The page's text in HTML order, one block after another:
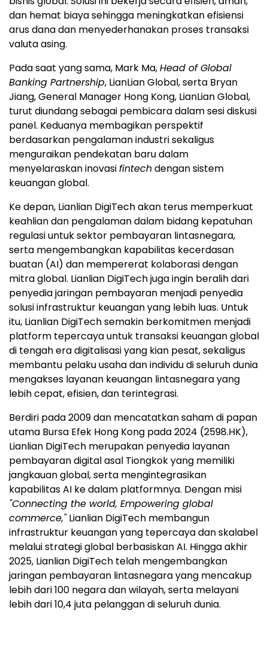
dan hemat biaya sehingga meningkatkan efisiensi
arus dana dan menyederhanakan proses transaksi
valuta asing.
Pada saat yang sama, Mark Ma,Head of Global
Banking Partnership, LianLian Global, serta Bryan
Jiang, General Manager Hong Kong, LianLian Global,
turut diundang sebagai pembicara dalam sesi diskusi
panel. Keduanya membagikan perspektif
berdasarkan pengalaman industri sekaligus
menguraikan pendekatan baru dalam
menyelaraskan inovasifintechdengan sistem
keuangan global.
Ke depan, Lianlian DigiTech akan terus memperkuat
keahlian dan pengalaman dalam bidang kepatuhan
regulasi untuk sektor pembayaran lintasnegara,
serta mengembangkan kapabilitas kecerdasan
buatan (AI) dan mempererat kolaborasi dengan
mitra global. Lianlian DigiTech juga ingin beralih dari
penyedia jaringan pembayaran menjadi penyedia
solusi infrastruktur keuangan yang lebih luas. Untuk
itu, Lianlian DigiTech semakin berkomitmen menjadi
platform tepercaya untuk transaksi keuangan global
di tengah era digitalisasi yang kian pesat, sekaligus
membantu pelaku usaha dan individu di seluruh dunia
mengakses layanan keuangan lintasnegara yang
lebih cepat, efisien, dan terintegrasi.
Berdiri pada 2009 dan mencatatkan saham di papan
utama Bursa Efek Hong Kong pada 2024 (2598.HK),
Lianlian DigiTech merupakan penyedia layanan
pembayaran digital asal Tiongkok yang memiliki
jangkauan global, serta mengintegrasikan
kapabilitas AI ke dalam platformnya. Dengan misi
"Connecting the world, Empowering global
commerce,"Lianlian DigiTech membangun
infrastruktur keuangan yang tepercaya dan skalabel
melalui strategi global berbasiskan AI. Hingga akhir
2025, Lianlian DigiTech telah mengembangkan
jaringan pembayaran lintasnegara yang mencakup
lebih dari 100 negara dan wilayah, serta melayani
lebih dari 10,4 juta pelanggan di seluruh dunia.